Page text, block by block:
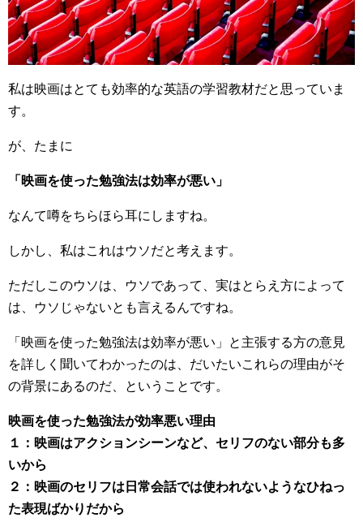
私は映画はとても効率的な英語の学習教材だと思っていま
す。
が、たまに
「映画を使った勉強法は効率が悪い」
なんて噂をちらほら耳にしますね。
しかし、私はこれはウソだと考えます。
ただしこのウソは、ウソであって、実はとらえ方によって
は、ウソじゃないとも言えるんですね。
「映画を使った勉強法は効率が悪い」と主張する方の意見
を詳しく聞いてわかったのは、だいたいこれらの理由がそ
の背景にあるのだ、ということです。
映画を使った勉強法が効率悪い理由
１：映画はアクションシーンなど、セリフのない部分も多
いから
２：映画のセリフは日常会話では使われないようなひねっ
た表現ばかりだから